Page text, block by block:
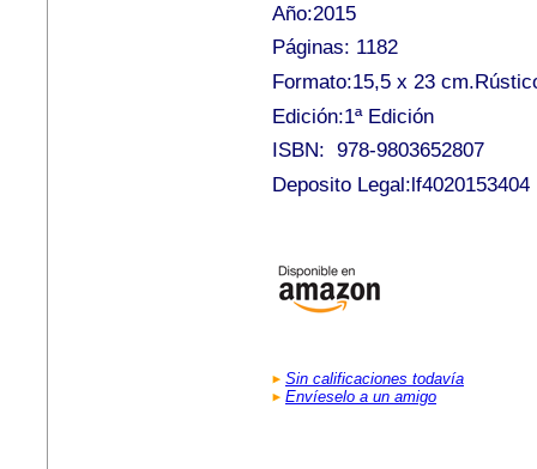
Año:2015
Páginas: 1182
Formato:15,5 x 23
Edición:1ª Edición
ISBN: 978-9803652807
Deposito Legal:lf4020153404
Sin calificaciones todavía
Envíeselo a un amigo